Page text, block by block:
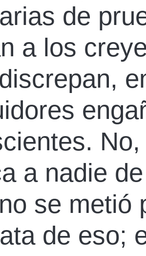
de
a los
a nadie
se metió
de eso;